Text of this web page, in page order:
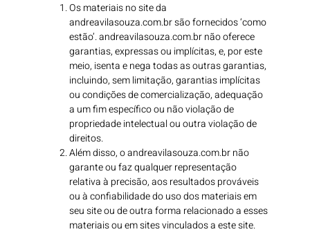
Os materiais no site da
andreavilasouza.com.br são fornecidos ‘como
estão’. andreavilasouza.com.br não oferece
garantias, expressas ou implícitas, e, por este
meio, isenta e nega todas as outras garantias,
incluindo, sem limitação, garantias implícitas
ou condições de comercialização, adequação
a um fim específico ou não violação de
propriedade intelectual ou outra violação de
direitos.
Além disso, o andreavilasouza.com.br não
garante ou faz qualquer representação
relativa à precisão, aos resultados prováveis ​​
ou à confiabilidade do uso dos materiais em
seu site ou de outra forma relacionado a esses
materiais ou em sites vinculados a este site.